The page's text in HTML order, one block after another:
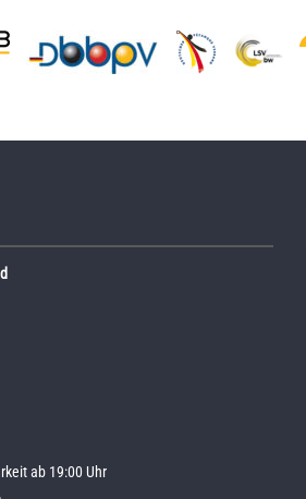
ab 19:00 Uhr